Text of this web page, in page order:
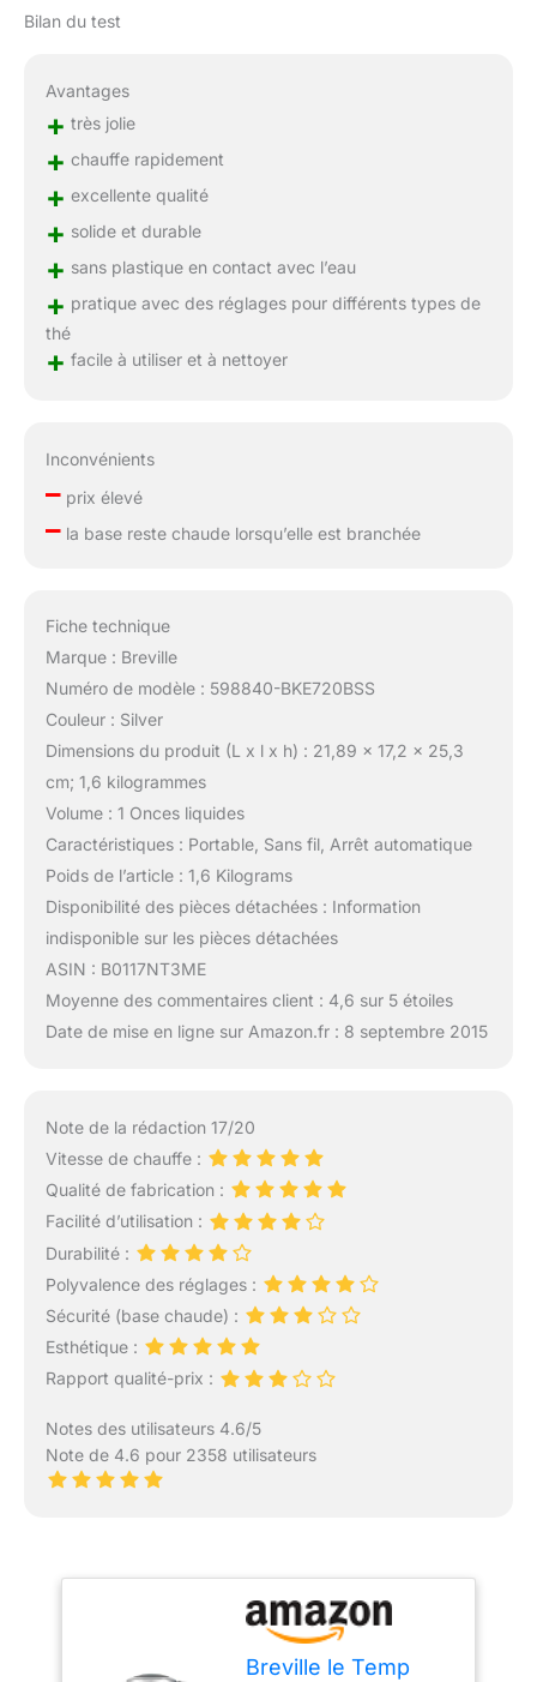
Bilan du test
Avantages
+ très jolie
+ chauffe rapidement
+ excellente qualité
+ solide et durable
+ sans plastique en contact avec l’eau
+ pratique avec des réglages pour différents types de
thé
+ facile à utiliser et à nettoyer
Inconvénients
–prix élevé
–la base reste chaude lorsqu’elle est branchée
Fiche technique
Marque : Breville
Numéro de modèle : 598840-BKE720BSS
Couleur : Silver
Dimensions du produit (L x l x h) : 21,89 x 17,2 x 25,3
cm; 1,6 kilogrammes
Volume : 1 Onces liquides
Caractéristiques : Portable, Sans fil, Arrêt automatique
Poids de l’article : 1,6 Kilograms
Disponibilité des pièces détachées : Information
indisponible sur les pièces détachées
ASIN : B0117NT3ME
Moyenne des commentaires client : 4,6 sur 5 étoiles
Date de mise en ligne sur Amazon.fr : 8 septembre 2015
Note de la rédaction 17/20
Vitesse de chauffe :
Qualité de fabrication :
Facilité d’utilisation :
Durabilité :
Polyvalence des réglages :
Sécurité (base chaude) :
Esthétique :
Rapport qualité-prix :
Notes des utilisateurs 4.6/5
Note de 4.6 pour 2358 utilisateurs
Breville le Temp